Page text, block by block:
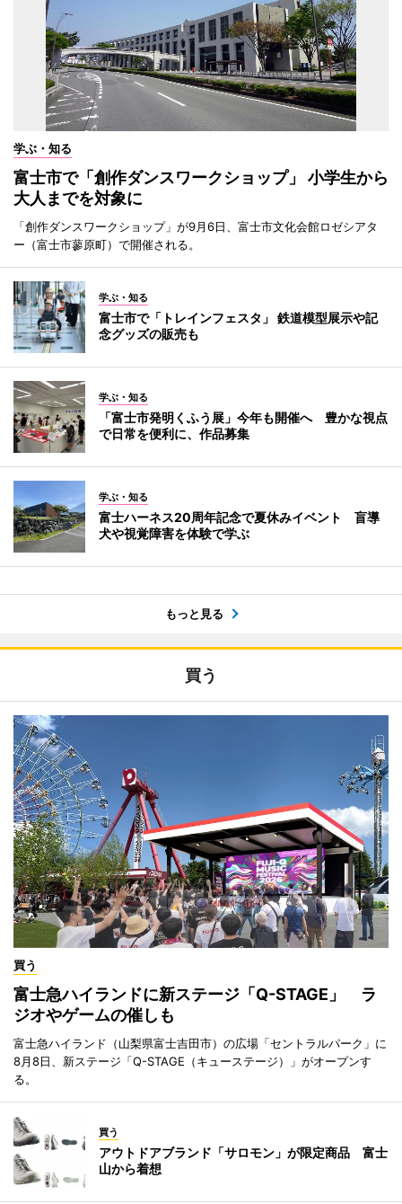
学ぶ・知る
富士市で「創作ダンスワークショップ」 小学生から
大人までを対象に
「創作ダンスワークショップ」が9月6日、富士市文化会館ロゼシアタ
ー（富士市蓼原町）で開催される。
学ぶ・知る
富士市で「トレインフェスタ」 鉄道模型展示や記
念グッズの販売も
学ぶ・知る
「富士市発明くふう展」今年も開催へ 豊かな視点
で日常を便利に、作品募集
学ぶ・知る
富士ハーネス20周年記念で夏休みイベント 盲導
犬や視覚障害を体験で学ぶ
もっと見る
買う
買う
富士急ハイランドに新ステージ「Q-STAGE」 ラ
ジオやゲームの催しも
富士急ハイランド（山梨県富士吉田市）の広場「セントラルパーク」に
8月8日、新ステージ「Q-STAGE（キューステージ）」がオープンす
る。
買う
アウトドアブランド「サロモン」が限定商品 富士
山から着想